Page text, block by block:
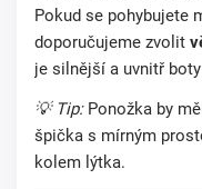
Pokud se pohybujete
doporučujeme zvolit
je silnější a uvnitř
💡 Tip:Ponožka by
špička s mírným
kolem lýtka.